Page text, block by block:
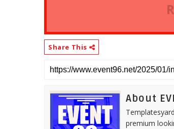
Share This
About
premium